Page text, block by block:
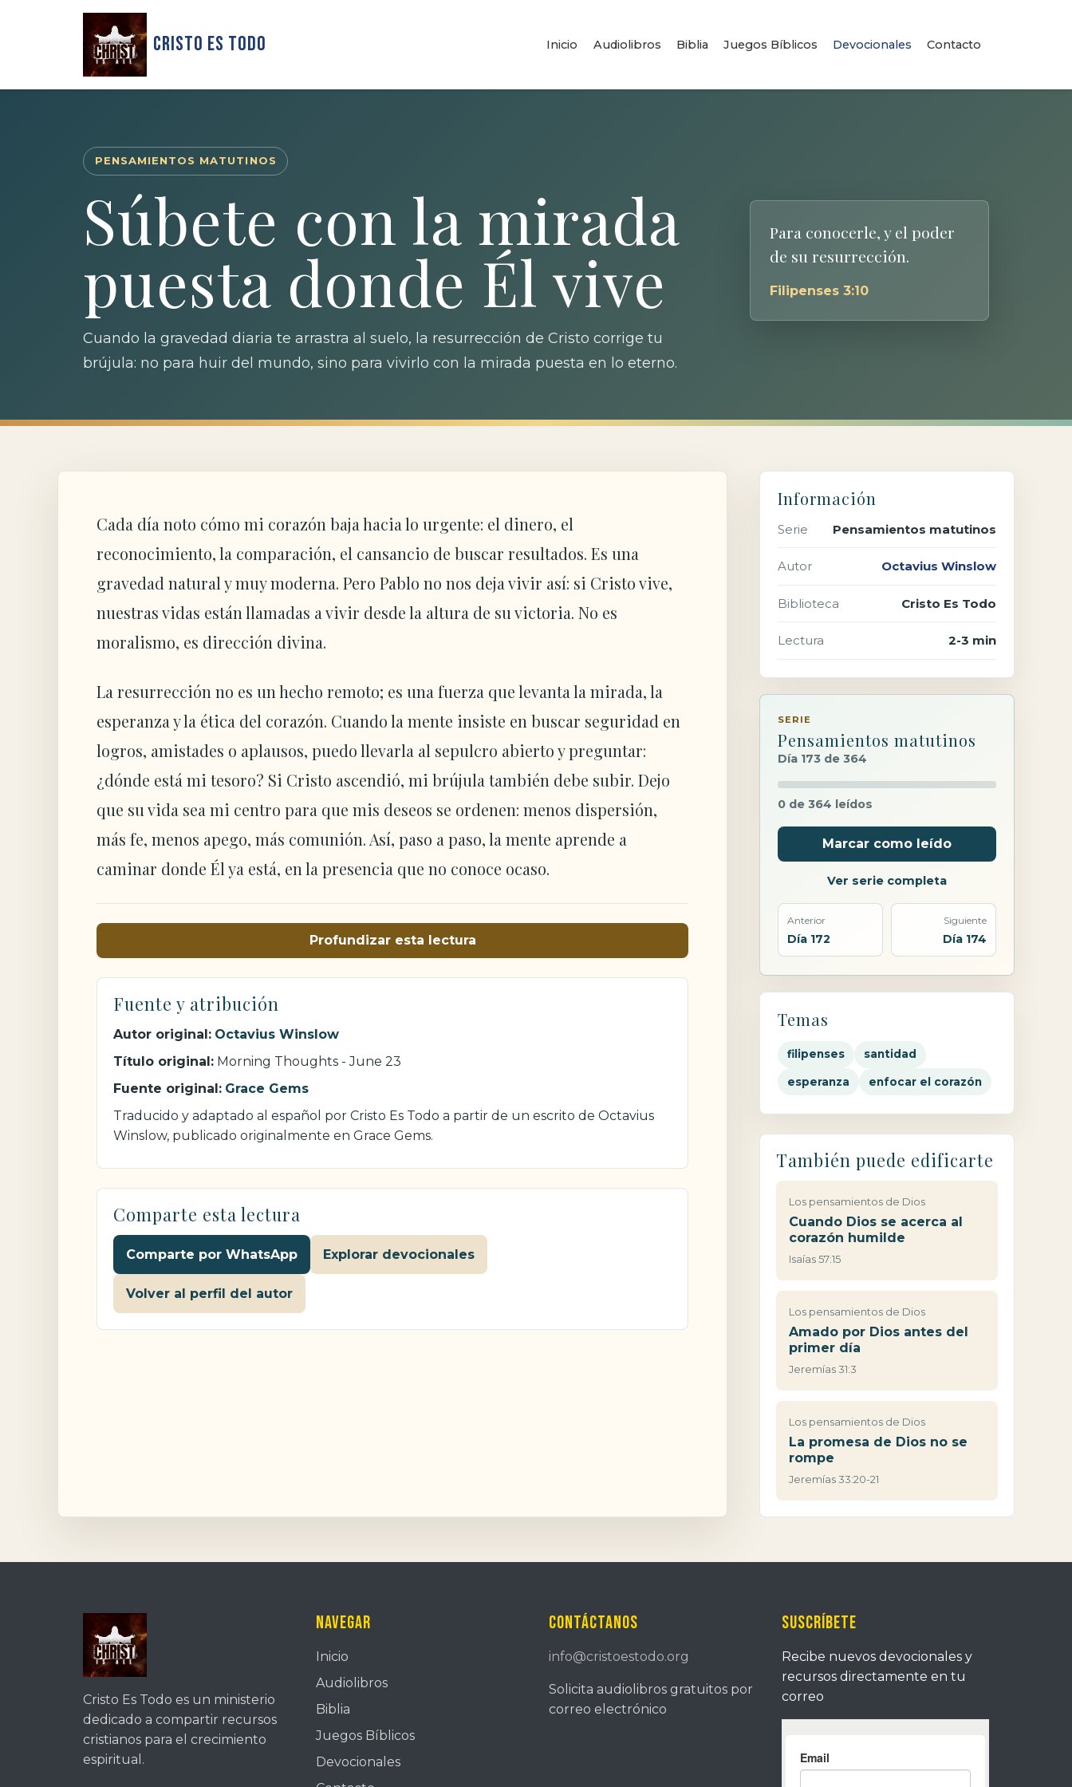
Cristo Es Todo Inicio Audiolibros Biblia Juegos Bíblicos Devocionales Contacto
PENSAMIENTOS MATUTINOS
Súbete con la mirada
puesta donde Él vive
Cuando la gravedad diaria te arrastra al suelo, la resurrección de Cristo corrige tu
brújula: no para huir del mundo, sino para vivirlo con la mirada puesta en lo eterno.
Para conocerle, y el poder
de su resurrección.
Filipenses 3:10
Cada día noto cómo mi corazón baja hacia lo urgente: el dinero, el
reconocimiento, la comparación, el cansancio de buscar resultados. Es una
gravedad natural y muy moderna. Pero Pablo no nos deja vivir así: si Cristo vive,
nuestras vidas están llamadas a vivir desde la altura de su victoria. No es
moralismo, es dirección divina.
La resurrección no es un hecho remoto; es una fuerza que levanta la mirada, la
esperanza y la ética del corazón. Cuando la mente insiste en buscar seguridad en
logros, amistades o aplausos, puedo llevarla al sepulcro abierto y preguntar:
¿dónde está mi tesoro? Si Cristo ascendió, mi brújula también debe subir. Dejo
que su vida sea mi centro para que mis deseos se ordenen: menos dispersión,
más fe, menos apego, más comunión. Así, paso a paso, la mente aprende a
caminar donde Él ya está, en la presencia que no conoce ocaso.
Profundizar esta lectura
Fuente y atribución
Autor original: Octavius Winslow
Título original: Morning Thoughts - June 23
Fuente original: Grace Gems
Traducido y adaptado al español por Cristo Es Todo a partir de un escrito de Octavius
Winslow, publicado originalmente en Grace Gems.
Comparte esta lectura
Comparte por WhatsApp Explorar devocionales
Volver al perfil del autor
Información
Serie Pensamientos matutinos
Autor Octavius Winslow
Biblioteca Cristo Es Todo
Lectura 2-3 min
SERIE
Pensamientos matutinos
Día 173 de 364
0 de 364 leídos
Marcar como leído
Ver serie completa
Anterior
Día 172
Siguiente
Día 174
Temas
filipenses santidad
esperanza enfocar el corazón
También puede edificarte
Los pensamientos de Dios
Cuando Dios se acerca al
corazón humilde
Isaías 57:15
Los pensamientos de Dios
Amado por Dios antes del
primer día
Jeremías 31:3
Los pensamientos de Dios
La promesa de Dios no se
rompe
Jeremías 33:20-21
Cristo Es Todo es un ministerio
dedicado a compartir recursos
cristianos para el crecimiento
espiritual.
Navegar
Inicio
Audiolibros
Biblia
Juegos Bíblicos
Devocionales
Contáctanos
info@cristoestodo.org
Solicita audiolibros gratuitos por
correo electrónico
Suscríbete
Recibe nuevos devocionales y
recursos directamente en tu
correo